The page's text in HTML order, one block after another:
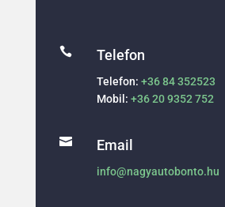
 Telefon
Telefon: +36 84 352523
Mobil: +36 20 9352 752
 Email
info@nagyautobonto.hu